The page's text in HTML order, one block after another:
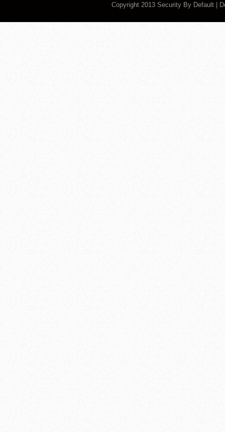
Copyright 2013 Security By Default |